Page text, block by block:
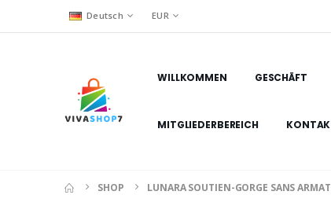
Deutsch EUR
WILLKOMMEN GESCHÄFT
MITGLIEDERBEREICH
SHOP LUNARA SOUTIEN-GORGE SANS